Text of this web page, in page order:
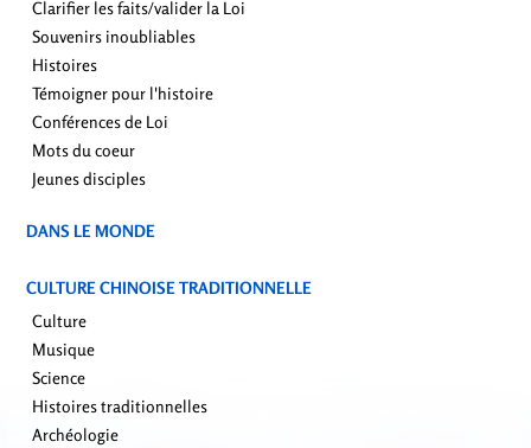
Clarifier les faits/valider la Loi
Souvenirs inoubliables
Histoires
Témoigner pour l'histoire
Conférences de Loi
Mots du coeur
Jeunes disciples
DANS LE MONDE
CULTURE CHINOISE TRADITIONNELLE
Culture
Musique
Science
Histoires traditionnelles
Archéologie